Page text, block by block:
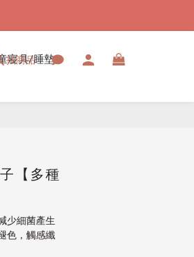
找商品
寢具/睡墊
【多種
少細菌產生
色，觸感纖